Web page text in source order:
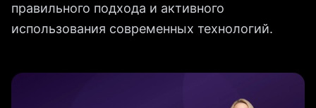
правильного подхода и активного
использования современных технологий.